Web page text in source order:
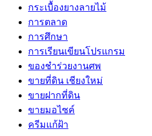
กระเบื้องยางลายไม้
การตลาด
การศึกษา
การเรียนเขียนโปรแกรม
ของชำร่วยงานศพ
ขายที่ดิน เชียงใหม่
ขายฝากที่ดิน
ขายมอไซค์
ครีมแก้ฝ้า